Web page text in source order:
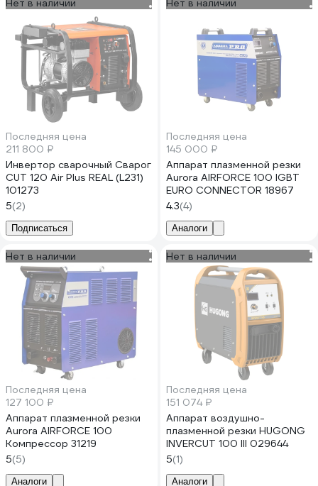
Нет в наличии
Последняя цена
211 800 ₽
Инвертор сварочный Сварог
CUT 120 Air Plus REAL (L231)
101273
5(2)
Подписаться
Нет в наличии
Последняя цена
145 000 ₽
Аппарат плазменной резки
Aurora AIRFORCE 100 IGBT
EURO CONNECTOR 18967
4.3(4)
Аналоги
Нет в наличии
Последняя цена
127 100 ₽
Аппарат плазменной резки
Aurora AIRFORCE 100
Компрессор 31219
5(5)
Аналоги
Нет в наличии
Последняя цена
151 074 ₽
Аппарат воздушно-
плазменной резки HUGONG
INVERCUT 100 III 029644
5(1)
Аналоги